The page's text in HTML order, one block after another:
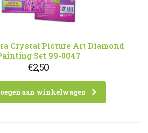
Crystal Picture Art Diamond
Set 99-0047
€2,50
aan winkelwagen